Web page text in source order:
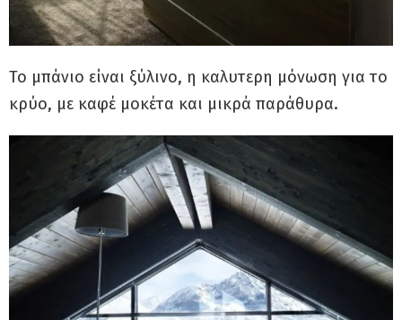
Το μπάνιο είναι ξύλινο, η καλυτερη μόνωση για το
κρύο, με καφέ μοκέτα και μικρά παράθυρα.